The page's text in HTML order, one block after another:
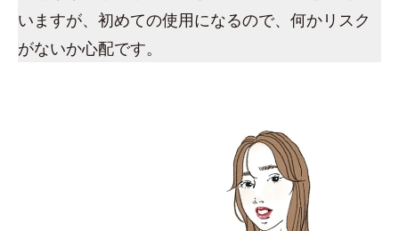
いますが、初めての使用になるので、何かリスク
がないか心配です。